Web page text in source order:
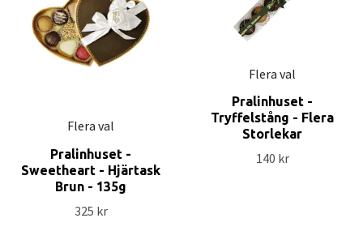
Flera val
Pralinhuset -
Sweetheart - Hjärtask
Brun - 135g
325 kr
Flera val
Pralinhuset -
Tryffelstång - Flera
Storlekar
140 kr